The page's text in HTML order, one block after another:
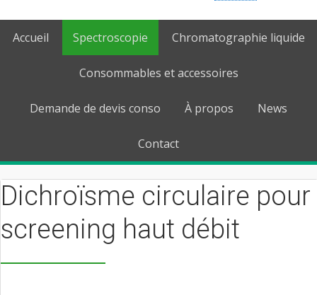
Accueil Spectroscopie Chromatographie liquide
Consommables et accessoires
Demande de devis conso À propos News
Contact
Dichroïsme circulaire pour
screening haut débit